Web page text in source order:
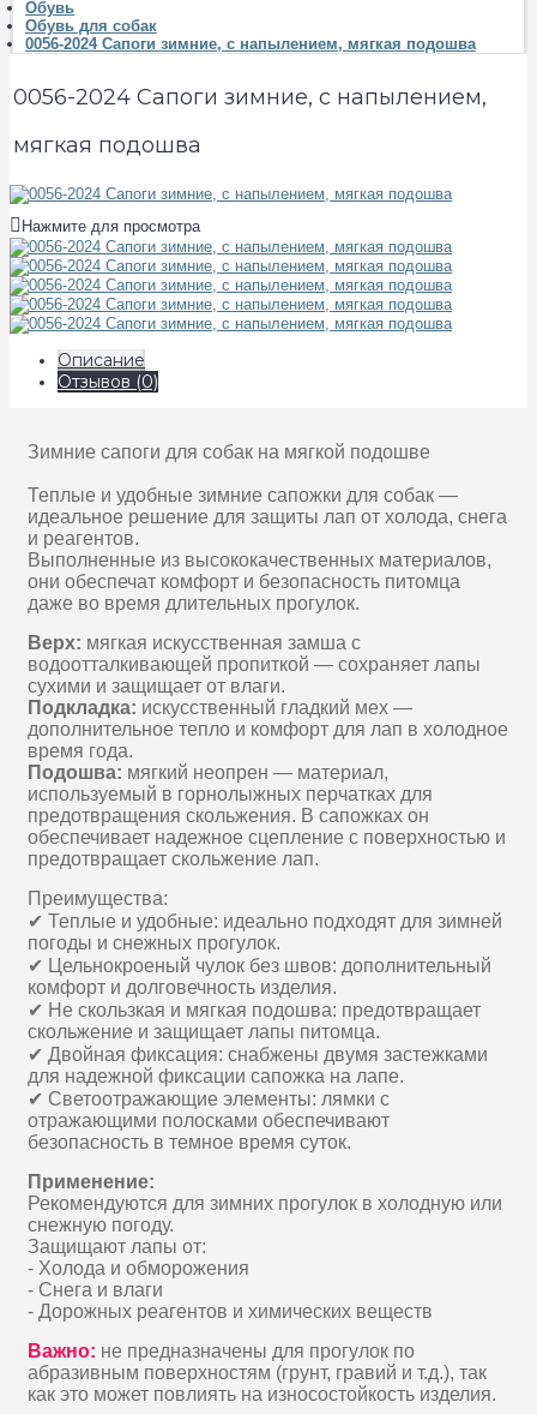
Обувь
Обувь для собак
0056-2024 Сапоги зимние, с напылением, мягкая подошва
0056-2024 Сапоги зимние, с напылением,
мягкая подошва
Нажмите для просмотра
Описание
Отзывов (0)
Зимние сапоги для собак на мягкой подошве
Теплые и удобные зимние сапожки для собак —
идеальное решение для защиты лап от холода, снега
и реагентов.
Выполненные из высококачественных материалов,
они обеспечат комфорт и безопасность питомца
даже во время длительных прогулок.
Верх: мягкая искусственная замша с
водоотталкивающей пропиткой — сохраняет лапы
сухими и защищает от влаги.
Подкладка: искусственный гладкий мех —
дополнительное тепло и комфорт для лап в холодное
время года.
Подошва: мягкий неопрен — материал,
используемый в горнолыжных перчатках для
предотвращения скольжения. В сапожках он
обеспечивает надежное сцепление с поверхностью и
предотвращает скольжение лап.
Преимущества:
✔ Теплые и удобные: идеально подходят для зимней
погоды и снежных прогулок.
✔ Цельнокроеный чулок без швов: дополнительный
комфорт и долговечность изделия.
✔ Не скользкая и мягкая подошва: предотвращает
скольжение и защищает лапы питомца.
✔ Двойная фиксация: снабжены двумя застежками
для надежной фиксации сапожка на лапе.
✔ Светоотражающие элементы: лямки с
отражающими полосками обеспечивают
безопасность в темное время суток.
Применение:
Рекомендуются для зимних прогулок в холодную или
снежную погоду.
Защищают лапы от:
- Холода и обморожения
- Снега и влаги
- Дорожных реагентов и химических веществ
Важно: не предназначены для прогулок по
абразивным поверхностям (грунт, гравий и т.д.), так
как это может повлиять на износостойкость изделия.